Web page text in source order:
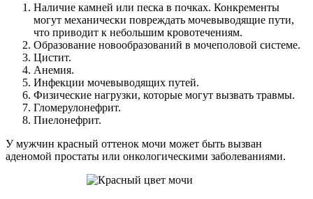
Наличие камней или песка в почках. Конкременты
могут механически повреждать мочевыводящие пути,
что приводит к небольшим кровотечениям.
Образование новообразований в мочеполовой системе.
Цистит.
Анемия.
Инфекции мочевыводящих путей.
Физические нагрузки, которые могут вызвать травмы.
Гломерулонефрит.
Пиелонефрит.
У мужчин красный оттенок мочи может быть вызван
аденомой простаты или онкологическими заболеваниями.